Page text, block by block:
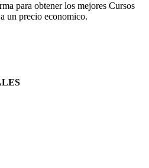
para obtener los mejores Cursos
un precio economico.